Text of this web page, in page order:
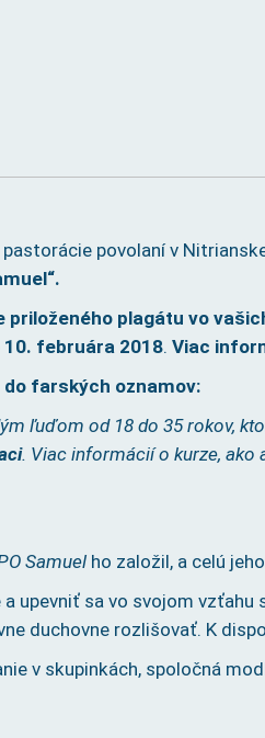
povolaní v
priloženého plagátu vo
februára 2018. Viac
farských oznamov:
ľuďom od 18 do 35 rokov,
. Viac informácií o kurze, ako
Samuel ho založil, a celú
upevniť sa vo svojom
duchovne rozlišovať. K
v skupinkách, spoločná